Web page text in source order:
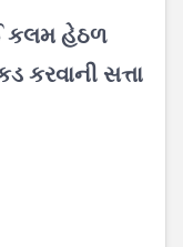
કલમ હેઠળ
કરવાની સત્તા